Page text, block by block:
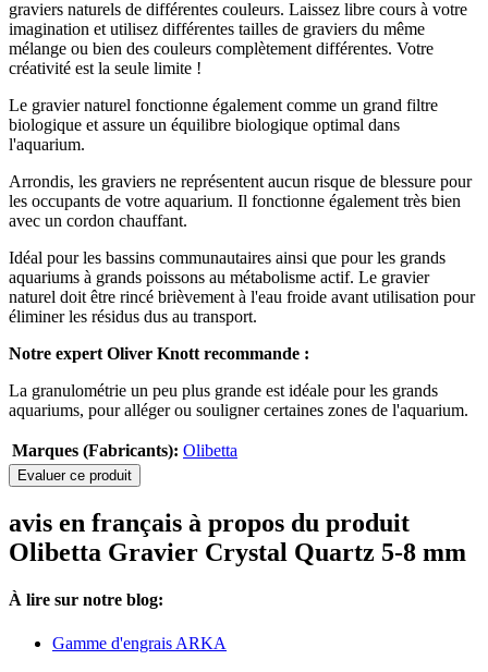
graviers naturels de différentes couleurs. Laissez libre cours à votre
imagination et utilisez différentes tailles de graviers du même
mélange ou bien des couleurs complètement différentes. Votre
créativité est la seule limite !
Le gravier naturel fonctionne également comme un grand filtre
biologique et assure un équilibre biologique optimal dans
l'aquarium.
Arrondis, les graviers ne représentent aucun risque de blessure pour
les occupants de votre aquarium. Il fonctionne également très bien
avec un cordon chauffant.
Idéal pour les bassins communautaires ainsi que pour les grands
aquariums à grands poissons au métabolisme actif. Le gravier
naturel doit être rincé brièvement à l'eau froide avant utilisation pour
éliminer les résidus dus au transport.
Notre expert Oliver Knott recommande :
La granulométrie un peu plus grande est idéale pour les grands
aquariums, pour alléger ou souligner certaines zones de l'aquarium.
Marques (Fabricants): Olibetta
Evaluer ce produit
avis en français à propos du produit
Olibetta Gravier Crystal Quartz 5-8 mm
À lire sur notre blog:
Gamme d'engrais ARKA